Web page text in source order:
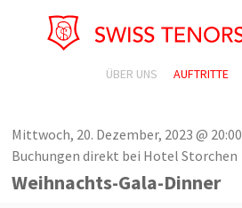
ÜBER UNS AUFTRITTE
Mittwoch, 20. Dezember, 2023 @ 20:00
Buchungen direkt bei Hotel Storchen
Weihnachts-Gala-Dinner